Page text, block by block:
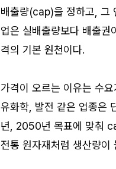
배출량(cap)을 정하고, 그
업은 실배출량보다 배출
격의 기본 원천이다.
가격이 오르는 이유는 수
유화학, 발전 같은 업종은
년, 2050년 목표에 맞춰
전통 원자재처럼 생산량이